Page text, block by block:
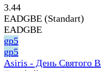
3.44
EADGBE (Standart)
EADGBE
gp5
gp5
Asiris - День Святого